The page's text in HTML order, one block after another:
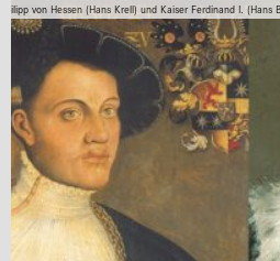
Philipp von Hessen (Hans Krell) und Kaiser Ferdinand I.